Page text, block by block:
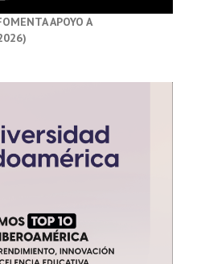
APOYO A